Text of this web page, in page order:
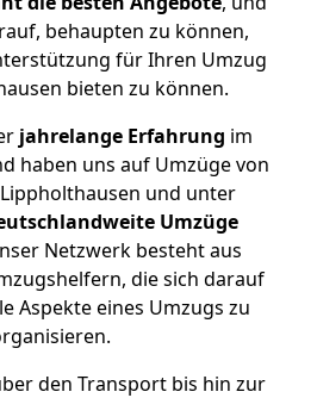
behaupten zu können,
für Ihren Umzug
bieten zu können.
jahrelange Erfahrung im
haben uns auf Umzüge von
und unter
Umzüge
Netzwerk besteht aus
die sich darauf
Aspekte eines Umzugs zu
den Transport bis hin zur